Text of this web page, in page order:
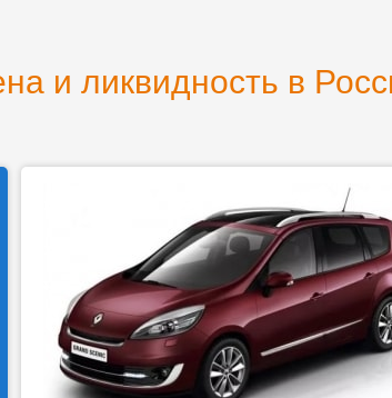
и ликвидность в